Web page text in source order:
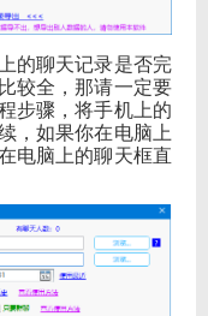
的聊天记录是否完
较全，那请一定要
步骤，将手机上的
，如果你在电脑上
电脑上的聊天框直